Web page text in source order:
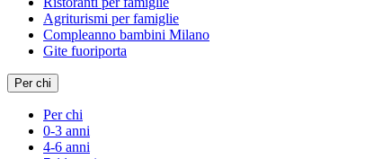
Agriturismi per famiglie
Compleanno bambini Milano
Gite fuoriporta
Per chi
Per chi
0-3 anni
4-6 anni